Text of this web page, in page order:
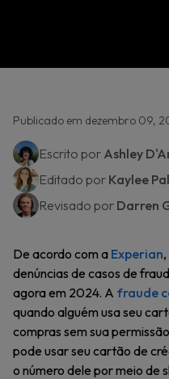
Publicado em dezembro 09,
Escrito por Ashley
Editado por Kaylee
Revisado por Darren
De acordo com a Experian
denúncias de casos de
agora em 2024. A fraude
quando alguém usa seu
compras sem sua
pode usar seu cartão de
o número dele por meio de